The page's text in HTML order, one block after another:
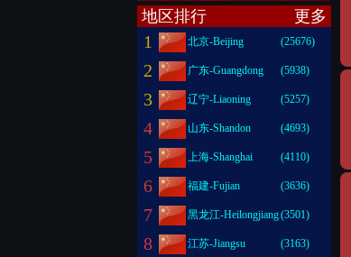
地区排行 更多
1 北京-Beijing (25676)
2 广东-Guangdong (5938)
3 辽宁-Liaoning (5257)
4 山东-Shandon (4693)
5 上海-Shanghai (4110)
6 福建-Fujian (3636)
7 黑龙江-Heilongjiang(3501)
8 江苏-Jiangsu (3163)